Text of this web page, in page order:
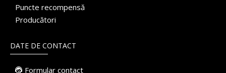
Puncte recompensă
Producători
DATE DE CONTACT
Formular contact